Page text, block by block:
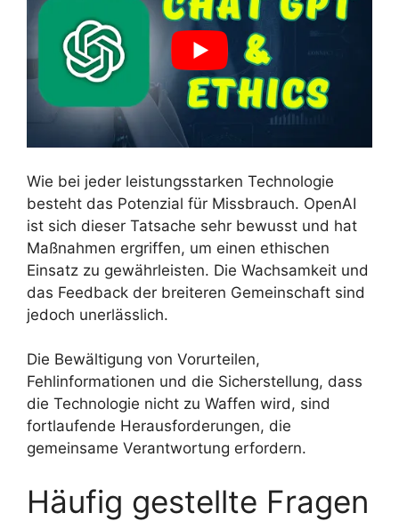
Wie bei jeder leistungsstarken Technologie
besteht das Potenzial für Missbrauch. OpenAI
ist sich dieser Tatsache sehr bewusst und hat
Maßnahmen ergriffen, um einen ethischen
Einsatz zu gewährleisten. Die Wachsamkeit und
das Feedback der breiteren Gemeinschaft sind
jedoch unerlässlich.
Die Bewältigung von Vorurteilen,
Fehlinformationen und die Sicherstellung, dass
die Technologie nicht zu Waffen wird, sind
fortlaufende Herausforderungen, die
gemeinsame Verantwortung erfordern.
Häufig gestellte Fragen